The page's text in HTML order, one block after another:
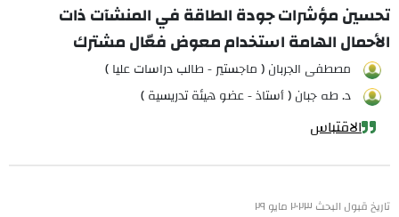
تحسين مؤشرات جودة الطاقة في المنشآت ذات
الأحمال الهامة استخدام معوض فعّال مشترك
مصطفى الجربان ( ماجستير - طالب دراسات عليا )
د. طه جبان ( أستاذ - عضو هيئة تدريسية )
الاقتباس
تاريخ قبول البحث ٢٠٢٣ مايو ٢٩